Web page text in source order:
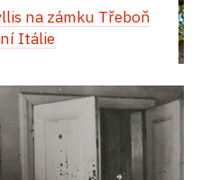
na zámku Třeboň
Itálie